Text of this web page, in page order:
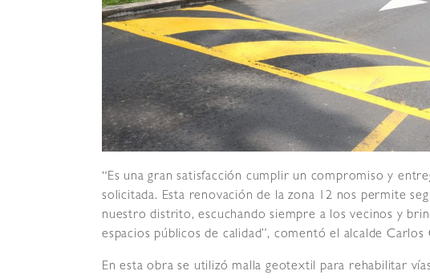
“Es una gran satisfacción cumplir un compromiso y
solicitada. Esta renovación de la zona 12 nos permite
nuestro distrito, escuchando siempre a los vecinos y
espacios públicos de calidad”, comentó el alcalde Carlos
En esta obra se utilizó malla geotextil para rehabilitar